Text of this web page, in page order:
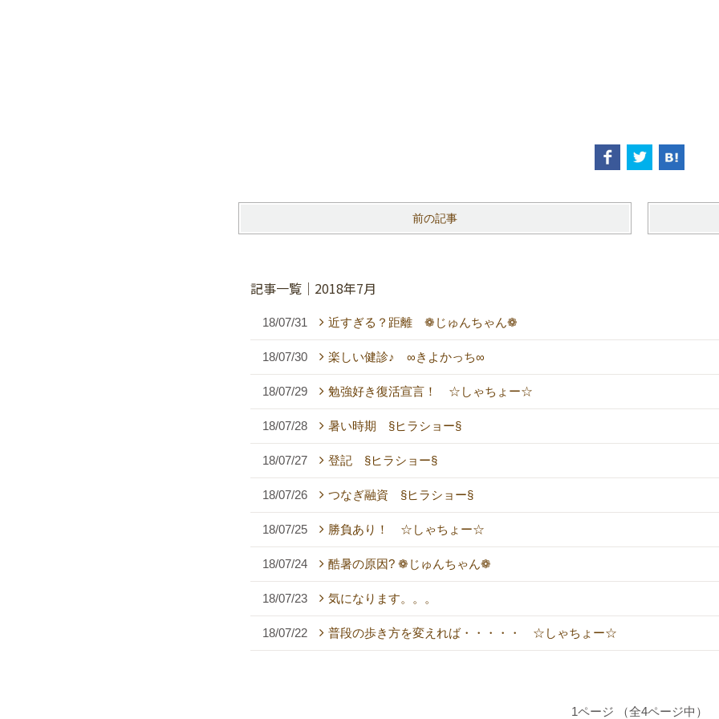
前の記事
記事一覧｜2018年7月
18/07/31 近すぎる？距離 ❁じゅんちゃん❁
18/07/30 楽しい健診♪ ∞きよかっち∞
18/07/29 勉強好き復活宣言！ ☆しゃちょー☆
18/07/28 暑い時期 §ヒラショー§
18/07/27 登記 §ヒラショー§
18/07/26 つなぎ融資 §ヒラショー§
18/07/25 勝負あり！ ☆しゃちょー☆
18/07/24 酷暑の原因? ❁じゅんちゃん❁
18/07/23 気になります。。。
18/07/22 普段の歩き方を変えれば・・・・・ ☆しゃちょー☆
1ページ （全4ページ中）